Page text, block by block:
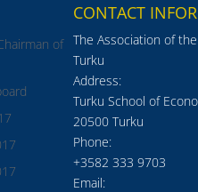
of
CONTACT
The Association of
Turku
Address:
Turku School of
20500 Turku
Phone:
+3582 333 9703
Email: